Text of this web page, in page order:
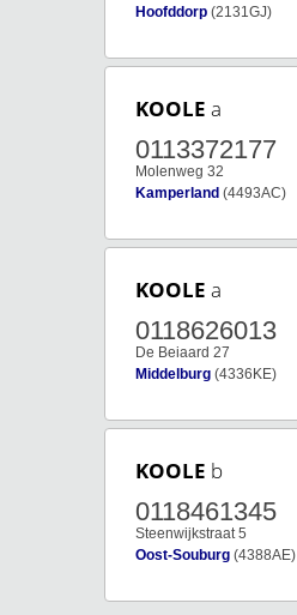
Hoofddorp (2131GJ)
KOOLE a
0113372177
Molenweg 32
Kamperland (4493AC)
KOOLE a
0118626013
De Beiaard 27
Middelburg (4336KE)
KOOLE b
0118461345
Steenwijkstraat 5
Oost-Souburg (4388AE)